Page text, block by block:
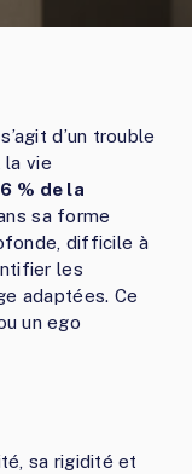
d’un trouble
vie
% de la
sa forme
difficile à
les
adaptées. Ce
un ego
sa rigidité et